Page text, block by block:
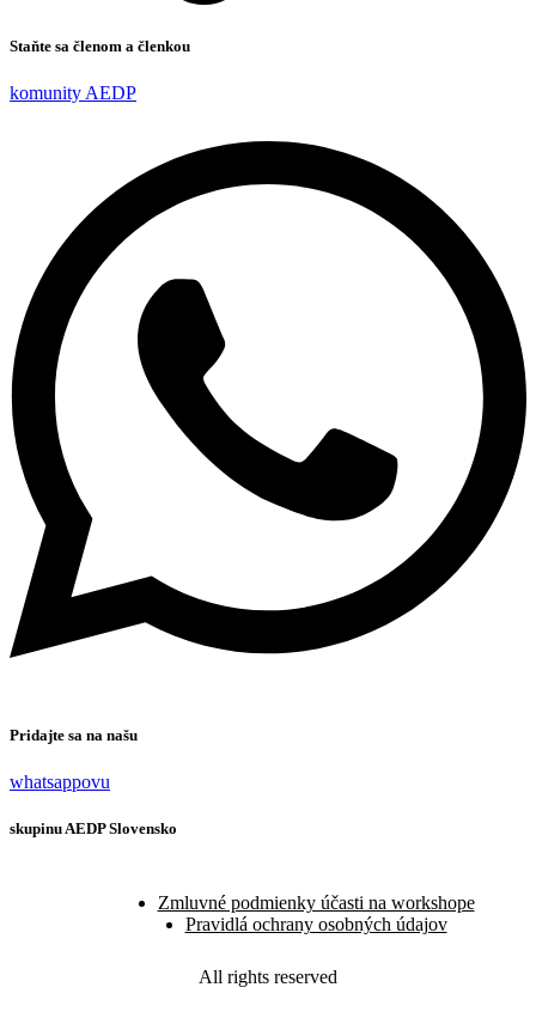
Staňte sa členom a členkou
komunity AEDP
Pridajte sa na našu
whatsappovu
skupinu AEDP Slovensko
Zmluvné podmienky účasti na workshope
Pravidlá ochrany osobných údajov
All rights reserved